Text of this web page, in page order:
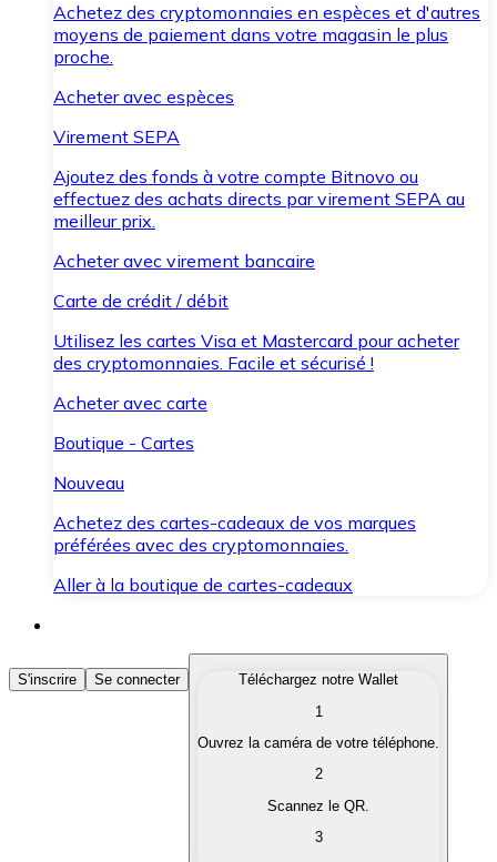
Achetez des cryptomonnaies en espèces et d'autres
moyens de paiement dans votre magasin le plus
proche.
Acheter avec espèces
Virement SEPA
Ajoutez des fonds à votre compte Bitnovo ou
effectuez des achats directs par virement SEPA au
meilleur prix.
Acheter avec virement bancaire
Carte de crédit / débit
Utilisez les cartes Visa et Mastercard pour acheter
des cryptomonnaies. Facile et sécurisé !
Acheter avec carte
Boutique - Cartes
Nouveau
Achetez des cartes-cadeaux de vos marques
préférées avec des cryptomonnaies.
Aller à la boutique de cartes-cadeaux
Acheter des Cryptomonnaies
Achetez les cryptomonnaies qui vous intéressent
Convertissez vos cryptomonnaies en monnaie
S'inscrire Se connecter
Téléchargez notre Wallet
1
Ouvrez la caméra de votre téléphone.
2
Scannez le QR.
3